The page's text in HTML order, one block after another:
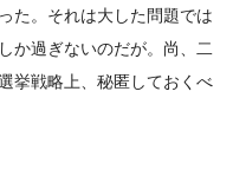
た。それは大した問題では
か過ぎないのだが。尚、二
挙戦略上、秘匿しておくべ